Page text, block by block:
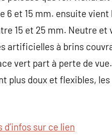
et 15 mm. ensuite
15 et 25 mm. Neutre
artificielles à brins
vert part à perte de
plus doux et flexibles,
d’infos sur ce lien